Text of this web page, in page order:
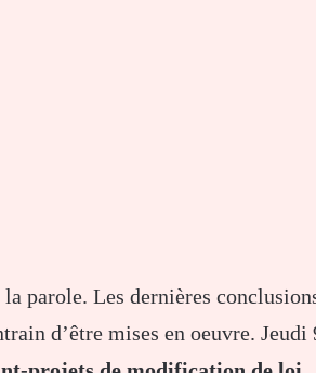
parole. Les dernières
d’être mises en oeuvre. Jeudi